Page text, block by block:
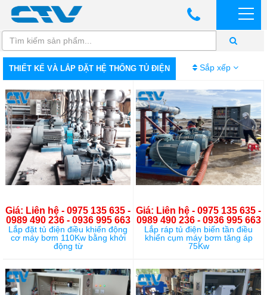
THIẾT KẾ VÀ LẮP ĐẶT HỆ THỐNG TỦ ĐIỆN Sắp xếp
Giá: Liên hệ - 0975 135 635 -
0989 490 236 - 0936 995 663
Lắp đặt tủ điện điều khiển động
cơ máy bơm 110Kw bằng khởi
động từ
Giá: Liên hệ - 0975 135 635 -
0989 490 236 - 0936 995 663
Lắp ráp tủ điện biến tần điều
khiển cụm máy bơm tăng áp
75Kw